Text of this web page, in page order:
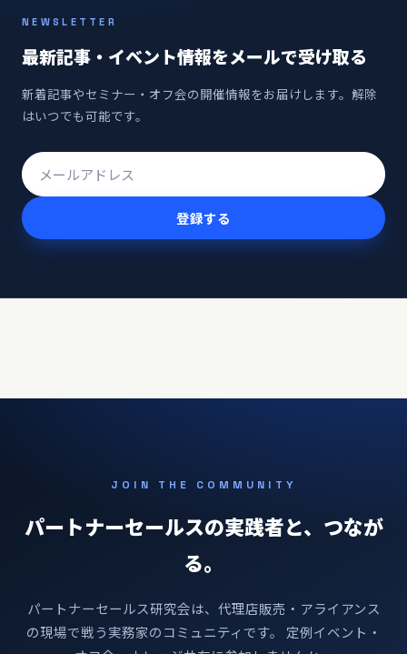
NEWSLETTER
最新記事・イベント情報をメールで受け取る
新着記事やセミナー・オフ会の開催情報をお届けします。解除
はいつでも可能です。
登録する
JOIN THE COMMUNITY
パートナーセールスの実践者と、つなが
る。
パートナーセールス研究会は、代理店販売・アライアンス
の現場で戦う実務家のコミュニティです。 定例イベント・